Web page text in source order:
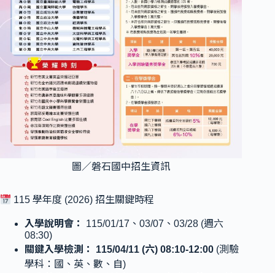
圖／磐石國中招生資訊
115 學年度 (2026) 招生關鍵時程
入學說明會：
115/01/17、03/07、03/28 (週六
08:30)
關鍵入學檢測：
115/04/11 (六) 08:10-12:00 (測驗
學科：國、英、數、自)